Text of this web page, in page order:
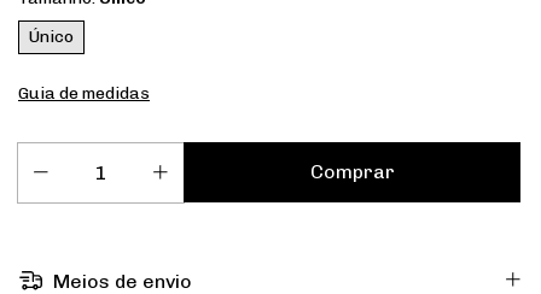
Único
Guia de medidas
Meios de envio